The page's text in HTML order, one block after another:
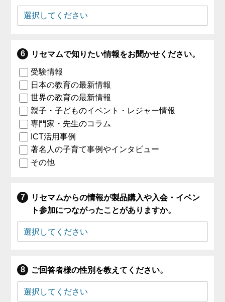
リセマムで知りたい情報をお聞かせください。
受験情報
日本の教育の最新情報
世界の教育の最新情報
親子・子どものイベント・レジャー情報
専門家・先生のコラム
ICT活用事例
著名人の子育て事例やインタビュー
その他
リセマムからの情報が製品購入や入会・イベン
ト参加につながったことがありますか。
ご回答者様の性別を教えてください。